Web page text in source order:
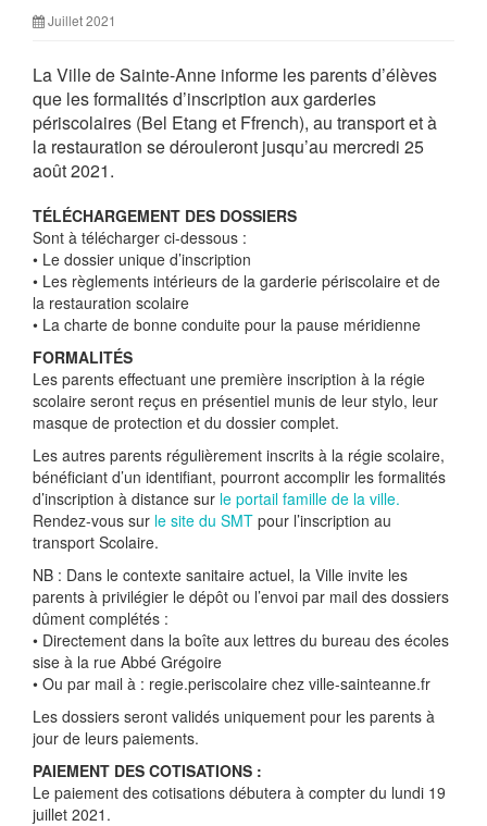
Juillet 2021
La Ville de Sainte-Anne informe les parents d’élèves
que les formalités d’inscription aux garderies
périscolaires (Bel Etang et Ffrench), au transport et à
la restauration se dérouleront jusqu’au mercredi 25
août 2021.
TÉLÉCHARGEMENT DES DOSSIERS
Sont à télécharger ci-dessous :
• Le dossier unique d’inscription
• Les règlements intérieurs de la garderie périscolaire et de
la restauration scolaire
• La charte de bonne conduite pour la pause méridienne
FORMALITÉS
Les parents effectuant une première inscription à la régie
scolaire seront reçus en présentiel munis de leur stylo, leur
masque de protection et du dossier complet.
Les autres parents régulièrement inscrits à la régie scolaire,
bénéficiant d’un identifiant, pourront accomplir les formalités
d’inscription à distance sur le portail famille de la ville.
Rendez-vous sur le site du SMT pour l’inscription au
transport Scolaire.
NB : Dans le contexte sanitaire actuel, la Ville invite les
parents à privilégier le dépôt ou l’envoi par mail des dossiers
dûment complétés :
• Directement dans la boîte aux lettres du bureau des écoles
sise à la rue Abbé Grégoire
• Ou par mail à : regie.periscolaire chez ville-sainteanne.fr
Les dossiers seront validés uniquement pour les parents à
jour de leurs paiements.
PAIEMENT DES COTISATIONS :
Le paiement des cotisations débutera à compter du lundi 19
juillet 2021.